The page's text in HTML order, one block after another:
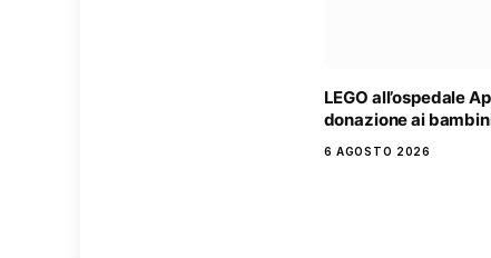
LEGO all’ospedale
donazione ai
6 AGOSTO 2026